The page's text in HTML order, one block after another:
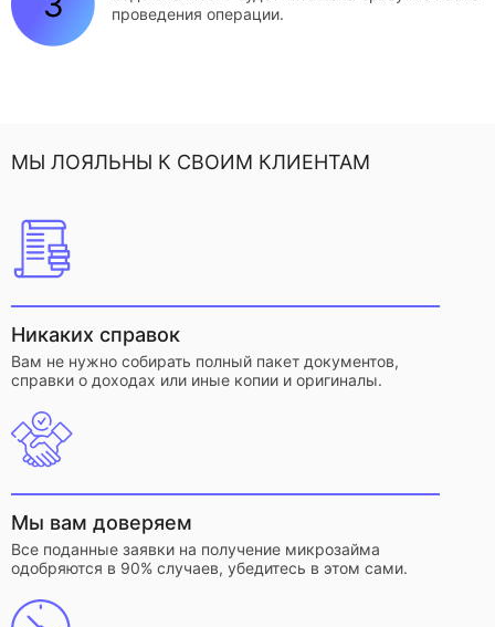
проведения операции.
МЫ ЛОЯЛЬНЫ К СВОИМ КЛИЕНТАМ
Никаких справок
Вам не нужно собирать полный пакет документов,
справки о доходах или иные копии и оригиналы.
Мы вам доверяем
Все поданные заявки на получение микрозайма
одобряются в 90% случаев, убедитесь в этом сами.